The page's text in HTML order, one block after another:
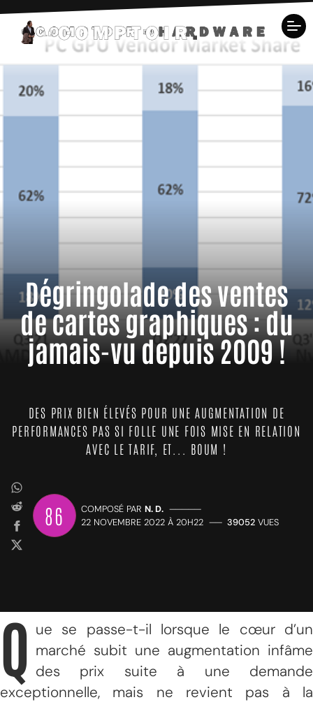
Dégringolade des ventes
de cartes graphiques : du
jamais-vu depuis 2009 !
DES PRIX BIEN ÉLEVÉS POUR UNE AUGMENTATION DE
PERFORMANCES PAS SI FOLLE UNE FOIS MISE EN RELATION
AVEC LE TARIF, ET... BOUM !
86 COMPOSÉ PAR N. D. —————
22 NOVEMBRE 2022 À 20H22 —— 39052 VUES
Q ue se passe-t-il lorsque le cœur d’un
marché subit une augmentation infâme
des prix suite à une demande
exceptionnelle, mais ne revient pas à la